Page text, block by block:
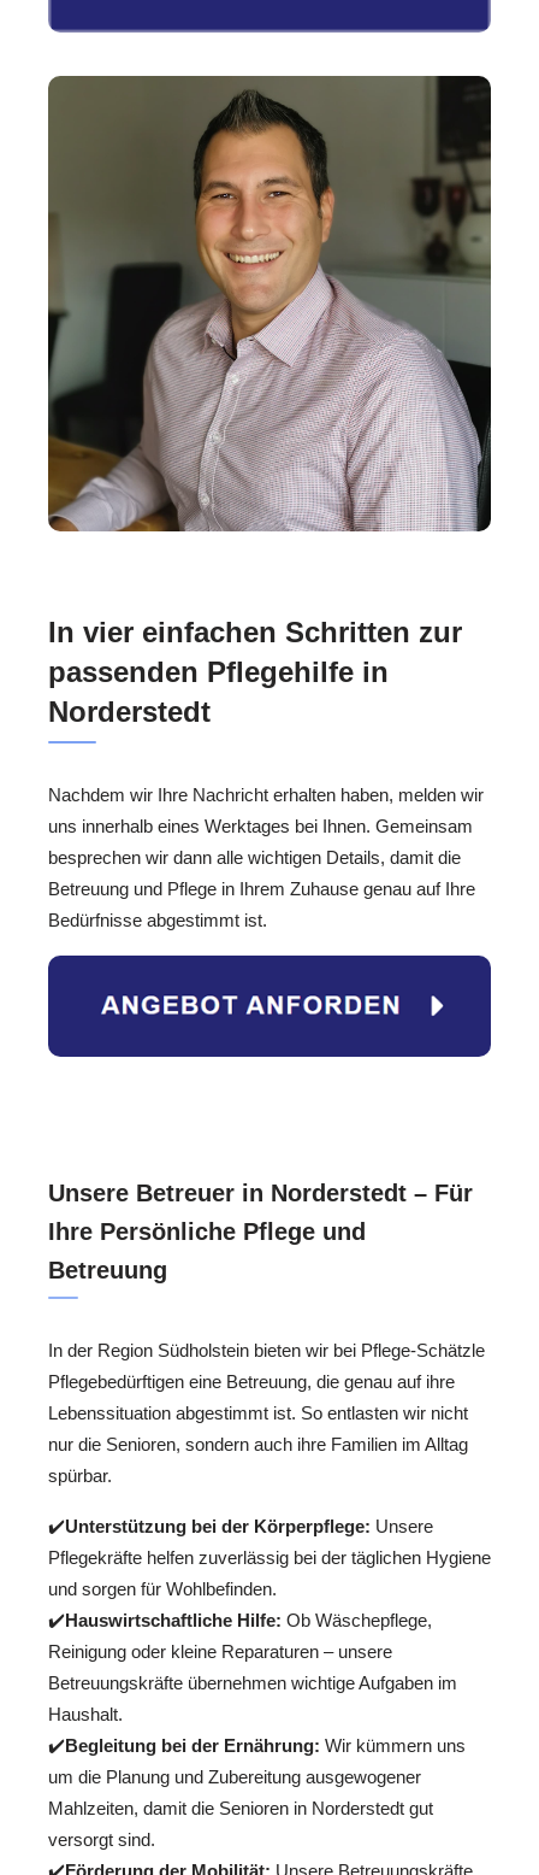
In vier einfachen Schritten zur
passenden Pflegehilfe in
Norderstedt
Nachdem wir Ihre Nachricht erhalten haben, melden wir
uns innerhalb eines Werktages bei Ihnen. Gemeinsam
besprechen wir dann alle wichtigen Details, damit die
Betreuung und Pflege in Ihrem Zuhause genau auf Ihre
Bedürfnisse abgestimmt ist.
Unsere Betreuer in Norderstedt – Für
Ihre Persönliche Pflege und
Betreuung
In der Region Südholstein bieten wir bei Pflege-Schätzle
Pflegebedürftigen eine Betreuung, die genau auf ihre
Lebenssituation abgestimmt ist. So entlasten wir nicht
nur die Senioren, sondern auch ihre Familien im Alltag
spürbar.
✔️Unterstützung bei der Körperpflege: Unsere
Pflegekräfte helfen zuverlässig bei der täglichen Hygiene
und sorgen für Wohlbefinden.
✔️Hauswirtschaftliche Hilfe: Ob Wäschepflege,
Reinigung oder kleine Reparaturen – unsere
Betreuungskräfte übernehmen wichtige Aufgaben im
Haushalt.
✔️Begleitung bei der Ernährung: Wir kümmern uns
um die Planung und Zubereitung ausgewogener
Mahlzeiten, damit die Senioren in Norderstedt gut
versorgt sind.